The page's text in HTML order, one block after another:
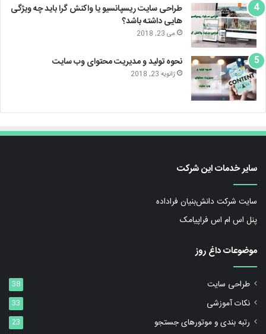
طراحی سایت ریسپانسیو یا واکنش گرا باید چه ویژگی
هایی داشته باشد؟
می 23, 2018
نحوه تولید و مدیریت محتوای وب سایت
ژانویه 23, 2018
سایر خدمات این شرکت
سایت شرکت دانش‌بنیان فراداده
پنل اس ام اس فراپیامک
موضوعات داغ روز
طراحی سایت 38
نکات آموزشی 33
رتبه بندی و موتورهای جستجو 23